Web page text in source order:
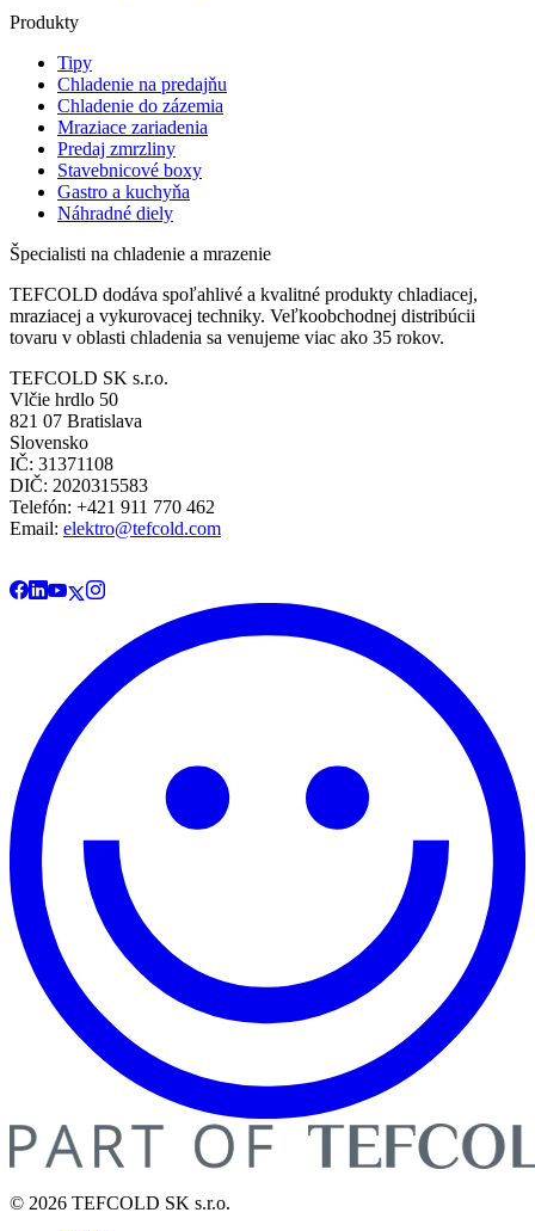
Produkty
Tipy
Chladenie na predajňu
Chladenie do zázemia
Mraziace zariadenia
Predaj zmrzliny
Stavebnicové boxy
Gastro a kuchyňa
Náhradné diely
Špecialisti na chladenie a mrazenie
TEFCOLD dodáva spoľahlivé a kvalitné produkty chladiacej,
mraziacej a vykurovacej techniky. Veľkoobchodnej distribúcii
tovaru v oblasti chladenia sa venujeme viac ako 35 rokov.
TEFCOLD SK s.r.o.
Vlčie hrdlo 50
821 07 Bratislava
Slovensko
IČ: 31371108
DIČ: 2020315583
Telefón: +421 911 770 462
Email: elektro@tefcold.com
© 2026 TEFCOLD SK s.r.o.